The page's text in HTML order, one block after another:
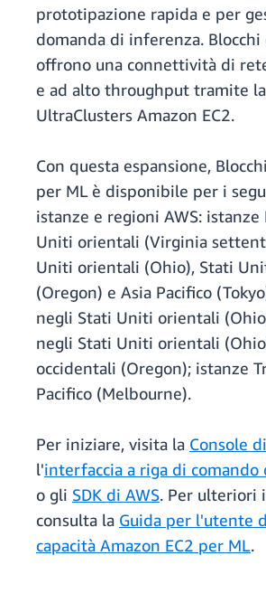
prototipazione rapida e per
domanda di inferenza. Blocchi
offrono una connettività di
e ad alto throughput tramite
UltraClusters Amazon EC2.
Con questa espansione,
per ML è disponibile per i
istanze e regioni AWS:
Uniti orientali (Virginia
Uniti orientali (Ohio), Stati
(Oregon) e Asia Pacifico
negli Stati Uniti orientali
negli Stati Uniti orientali
occidentali (Oregon); istanze
Pacifico (Melbourne).
Per iniziare, visita la Console
l'interfaccia a riga di comando
o gli SDK di AWS. Per ulteriori
consulta la Guida per l'utente
capacità Amazon EC2 per ML.